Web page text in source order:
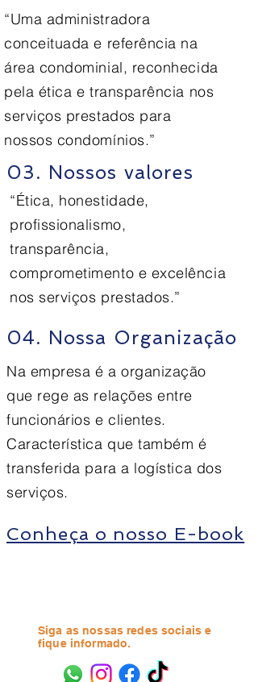
“Uma administradora
conceituada e referência na
área condominial, reconhecida
pela ética e transparência nos
serviços prestados para
nossos condomínios.”
03. Nossos valores
“Ética, honestidade,
profissionalismo,
transparência,
comprometimento e excelência
nos serviços prestados.”
04. Nossa Organização
Na empresa é a organização
que rege as relações entre
funcionários e clientes.
Característica que também é
transferida para a logística dos
serviços.
Conheça o nosso E-book
Siga as nossas redes sociais e
fique informado.